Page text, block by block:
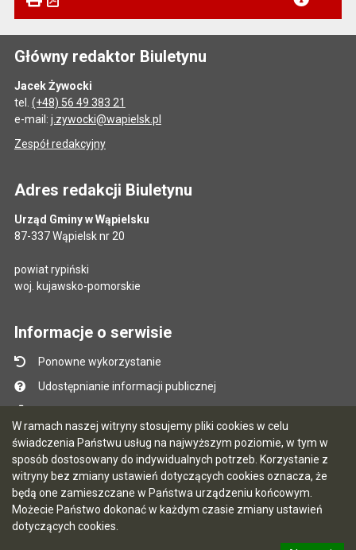
W ramach naszej witryny stosujemy pliki cookies w celu
świadczenia Państwu usług na najwyższym poziomie, w tym w
sposób dostosowany do indywidualnych potrzeb. Korzystanie z
witryny bez zmiany ustawień dotyczących cookies oznacza, że
będą one zamieszczane w Państwa urządzeniu końcowym.
Możecie Państwo dokonać w każdym czasie zmiany ustawień
dotyczących cookies.
Główny redaktor Biuletynu
Jacek Żywocki
tel. (+48) 56 49 383 21
e-mail: j.zywocki@wapielsk.pl
Zespół redakcyjny
Adres redakcji Biuletynu
Urząd Gminy w Wąpielsku
87-337 Wąpielsk nr 20
powiat rypiński
woj. kujawsko-pomorskie
Informacje o serwisie
Ponowne wykorzystanie
Udostępnianie informacji publicznej
Mapa serwisu
Instrukcja obsługi
Statystyki oglądalności
Ostatnio dodane
Ostatnia aktualizacja BIP: 07.08.2026 13:39